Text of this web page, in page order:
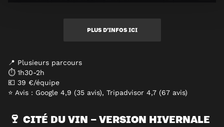
PLUS D’INFOS ICI
📍 Plusieurs parcours
⏱ 1h30-2h
💶 39 €/équipe
⭐ Avis : Google 4,9 (35 avis), Tripadvisor 4,7 (67 avis)
🍷 CITÉ DU VIN – VERSION HIVERNALE